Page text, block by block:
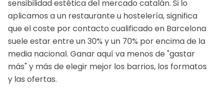
sensibilidad estética del mercado catalán. Si lo
aplicamos a un restaurante u hostelería, significa
que el coste por contacto cualificado en Barcelona
suele estar entre un 30% y un 70% por encima de la
media nacional. Ganar aquí va menos de "gastar
más" y más de elegir mejor los barrios, los formatos
y las ofertas.